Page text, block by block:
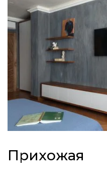
Прихожая